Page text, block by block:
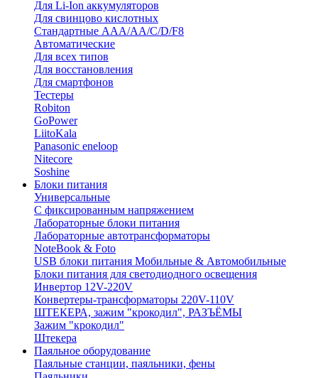
Для Li-Ion аккумуляторов
Для свинцово кислотных
Стандартные ААА/АА/С/D/F8
Автоматические
Для всех типов
Для восстановления
Для смартфонов
Тестеры
Robiton
GoPower
LiitoKala
Panasonic eneloop
Nitecore
Soshine
Блоки питания
Универсальные
C фиксированным напряжением
Лабораторные блоки питания
Лабораторные автотрансформаторы
NoteBook & Foto
USB блоки питания Мобильные & Автомобильные
Блоки питания для светодиодного освещения
Инвертор 12V-220V
Конвертеры-трансформаторы 220V-110V
ШТЕКЕРА, зажим "крокодил", РАЗЪЁМЫ
Зажим "крокодил"
Штекера
Паяльное оборудование
Паяльные станции, паяльники, фены